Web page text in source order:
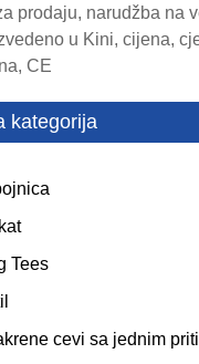
prodaju, narudžba na
u Kini, cijena,
CE
kategorija
Tees
cevi sa jednim